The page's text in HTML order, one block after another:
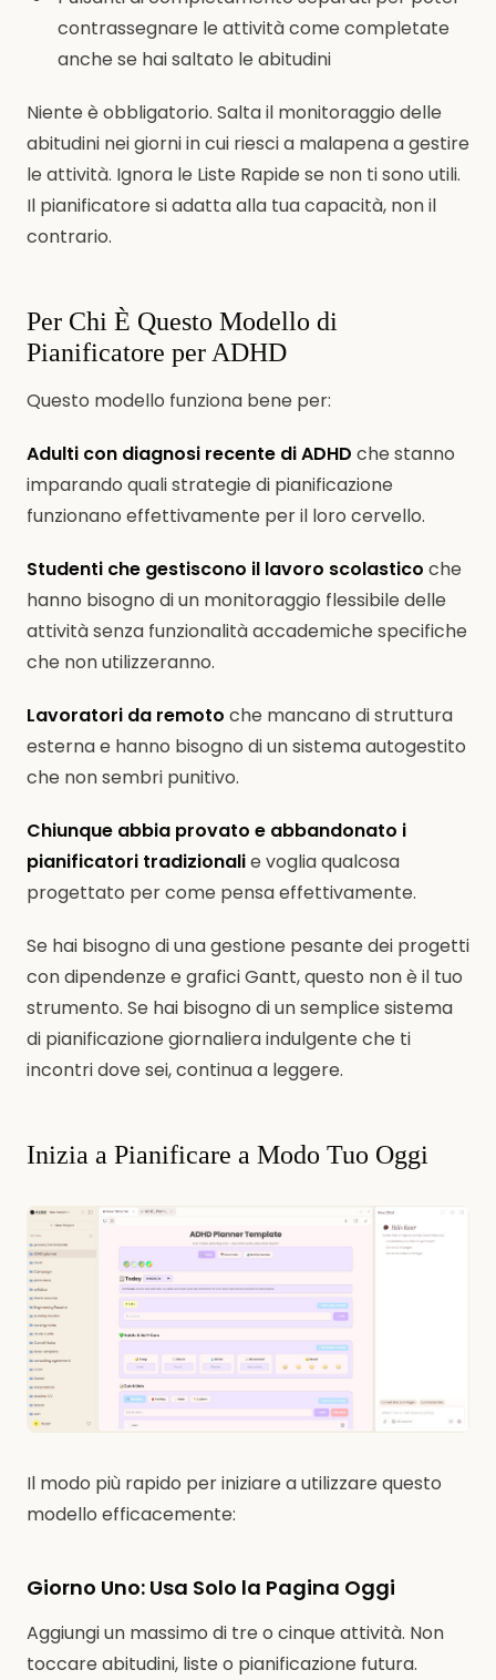
contrassegnare le attività come completate
anche se hai saltato le abitudini
Niente è obbligatorio. Salta il monitoraggio delle
abitudini nei giorni in cui riesci a malapena a gestire
le attività. Ignora le Liste Rapide se non ti sono utili.
Il pianificatore si adatta alla tua capacità, non il
contrario.
Per Chi È Questo Modello di
Pianificatore per ADHD
Questo modello funziona bene per:
Adulti con diagnosi recente di ADHD che stanno
imparando quali strategie di pianificazione
funzionano effettivamente per il loro cervello.
Studenti che gestiscono il lavoro scolastico che
hanno bisogno di un monitoraggio flessibile delle
attività senza funzionalità accademiche specifiche
che non utilizzeranno.
Lavoratori da remoto che mancano di struttura
esterna e hanno bisogno di un sistema autogestito
che non sembri punitivo.
Chiunque abbia provato e abbandonato i
pianificatori tradizionalie voglia qualcosa
progettato per come pensa effettivamente.
Se hai bisogno di una gestione pesante dei progetti
con dipendenze e grafici Gantt, questo non è il tuo
strumento. Se hai bisogno di un semplice sistema
di pianificazione giornaliera indulgente che ti
incontri dove sei, continua a leggere.
Inizia a Pianificare a Modo Tuo Oggi
Il modo più rapido per iniziare a utilizzare questo
modello efficacemente:
Giorno Uno: Usa Solo la Pagina Oggi
Aggiungi un massimo di tre o cinque attività. Non
toccare abitudini, liste o pianificazione futura.